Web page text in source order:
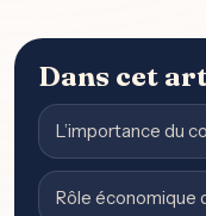
Dans cet
L’importance du
Rôle économique